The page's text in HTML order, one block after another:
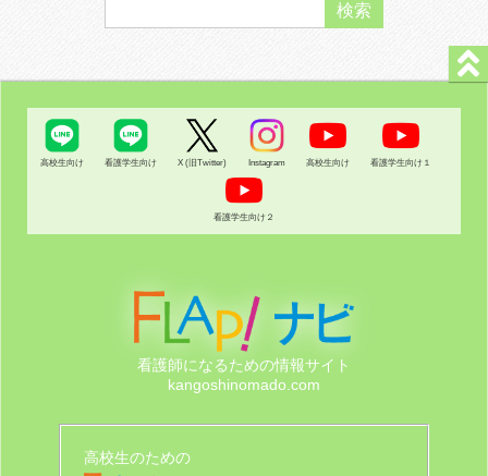
高校生向け 看護学生向け X (旧Twitter) Instagram 高校生向け 看護学生向け１
看護学生向け２
看護師になるための情報サイト
kangoshinomado.com
高校生のための